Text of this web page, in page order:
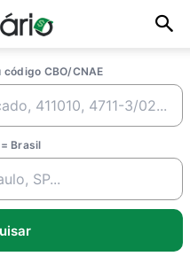
CBO/CNAE
Brasil